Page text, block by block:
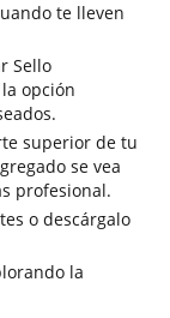
te lleven
Sello
opción
superior de tu
se vea
profesional.
o descárgalo
la